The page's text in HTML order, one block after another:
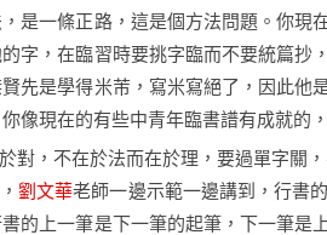
是一條正路，這是個方法問題。你
字，在臨習時要挑字臨而不要統篇
先是學得米芾，寫米寫絕了，因此他
像現在的有些中青年臨書譜有成就的
對，不在於法而在於理，要過單字關，
劉文華老師一邊示範一邊講到，行書
的上一筆是下一筆的起筆，下一筆